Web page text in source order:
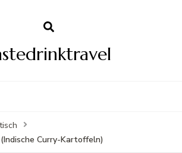
Curry-Kartoffeln)